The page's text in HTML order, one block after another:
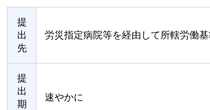
提
出
先
労災指定病院等を経由して所轄労働
提
出
期
速やかに